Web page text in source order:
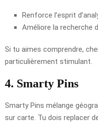
Renforce l’esprit
Améliore la recherche
Si tu aimes comprendre,
particulièrement stimulant.
4. Smarty Pins
Smarty Pins mélange
sur carte. Tu dois replacer